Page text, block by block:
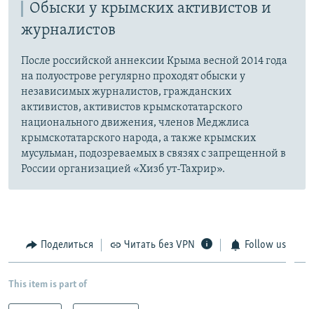
Обыски у крымских активистов и
журналистов
После российской аннексии Крыма весной 2014 года
на полуострове регулярно проходят обыски у
независимых журналистов, гражданских
активистов, активистов крымскотатарского
национального движения, членов Меджлиса
крымскотатарского народа, а также крымских
мусульман, подозреваемых в связях с запрещенной в
России организацией «Хизб ут-Тахрир».
Поделиться Читать без VPN Follow us
This item is part of